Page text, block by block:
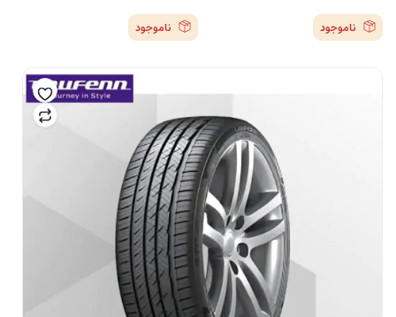
ناموجود ناموجود